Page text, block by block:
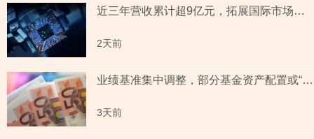
近三年营收累计超9亿元，拓展国际市场背后外销收入合计六百余万元，辅导期间参与高校牵头的重点研发项目，大客户股东或与该高校人员“同名”
2天前
业绩基准集中调整，部分基金资产配置或“偏离”基准，最近一年末基金经理自持份额回落
3天前